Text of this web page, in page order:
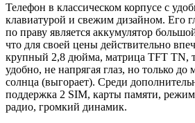
Телефон в классическом корпусе с
клавиатурой и свежим дизайном. Его
по праву является аккумулятор
что для своей цены действительно
крупный 2,8 дюйма, матрица TFT TN,
удобно, не напрягая глаз, но только до
солнца (выгорает). Среди
поддержка 2 SIM, карты памяти,
радио, громкий динамик.